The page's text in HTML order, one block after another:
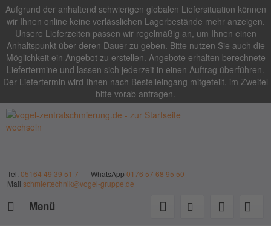
Aufgrund der anhaltend schwierigen globalen Liefersituation können
wir Ihnen online keine verlässlichen Lagerbestände mehr anzeigen.
Unsere Lieferzeiten passen wir regelmäßig an, um Ihnen einen
Anhaltspunkt über deren Dauer zu geben. Bitte nutzen Sie auch die
Möglichkeit ein Angebot zu erstellen. Angebote erhalten berechnete
Liefertermine und lassen sich jederzeit in einen Auftrag überführen.
Der Liefertermin wird Ihnen nach Bestelleingang mitgeteilt, im Zweifel
bitte vorab anfragen.
Tel. 05164 49 39 51 7 WhatsApp 0176 57 68 95 50
Mail schmiertechnik@vogel-gruppe.de
Menü